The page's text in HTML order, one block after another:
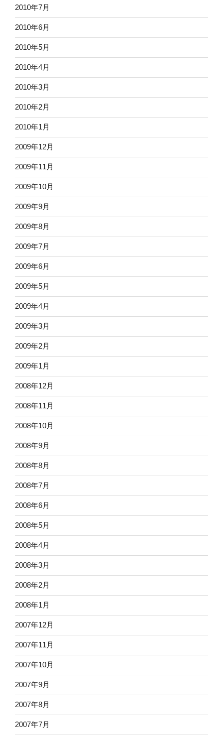
2010年7月
2010年6月
2010年5月
2010年4月
2010年3月
2010年2月
2010年1月
2009年12月
2009年11月
2009年10月
2009年9月
2009年8月
2009年7月
2009年6月
2009年5月
2009年4月
2009年3月
2009年2月
2009年1月
2008年12月
2008年11月
2008年10月
2008年9月
2008年8月
2008年7月
2008年6月
2008年5月
2008年4月
2008年3月
2008年2月
2008年1月
2007年12月
2007年11月
2007年10月
2007年9月
2007年8月
2007年7月